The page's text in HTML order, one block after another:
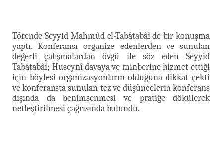
Törende Seyyid Mahmûd el-Tabâtabâî de bir konuşma
yaptı. Konferansı organize edenlerden ve sunulan
değerli çalışmalardan övgü ile söz eden Seyyid
Tabâtabâî; Huseynî davaya ve minberine hizmet ettiği
için böylesi organizasyonların olduğuna dikkat çekti
ve konferansta sunulan tez ve düşüncelerin konferans
dışında da benimsenmesi ve pratiğe dökülerek
netleştirilmesi çağrısında bulundu.